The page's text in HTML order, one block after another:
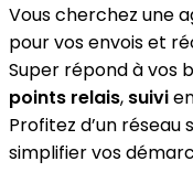
Vous cherchez une
pour vos envois et
Super répond à vos
points relais, suivi
Profitez d’un réseau
simplifier vos